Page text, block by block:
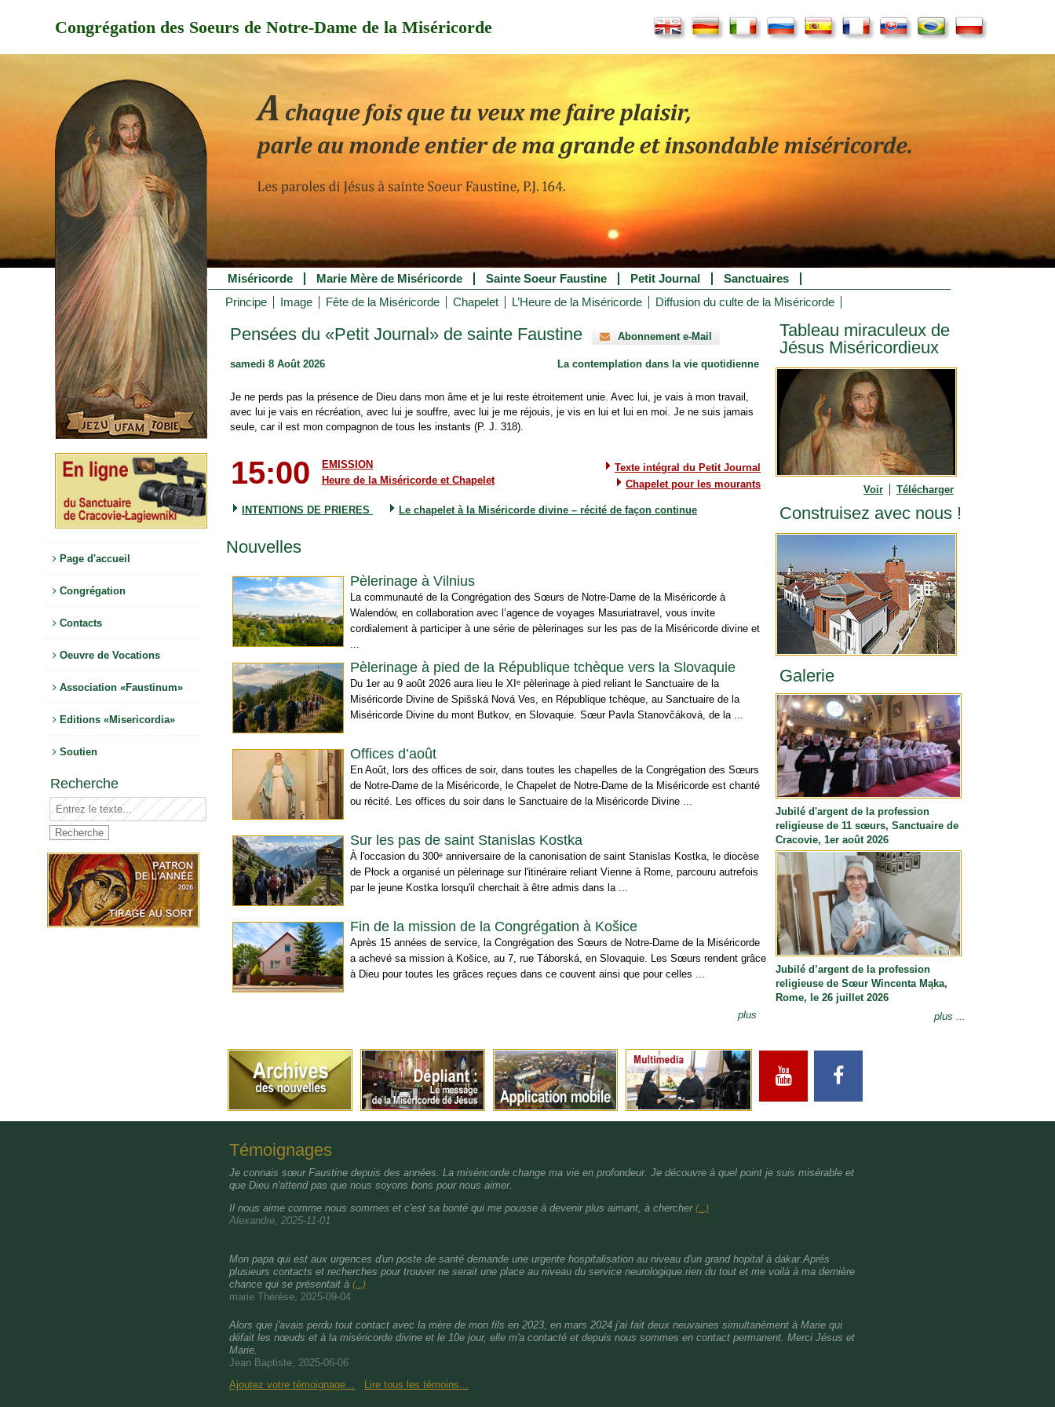
Congrégation des Soeurs de Notre-Dame de la Miséricorde
Page d'accueil
Congrégation
Contacts
Oeuvre de Vocations
Association «Faustinum»
Editions «Misericordia»
Soutien
Recherche
Miséricorde Marie Mère de Miséricorde Sainte Soeur Faustine Petit Journal
Sanctuaires
Principe
Image Fête de la Miséricorde Chapelet L’Heure de la Miséricorde Diffusion du culte de la Miséricorde
Pensées du «Petit Journal» de sainte Faustine Abonnement e-Mail
samedi 8 Août 2026 La contemplation dans la vie quotidienne
Je ne perds pas la présence de Dieu dans mon âme et je lui reste étroitement unie. Avec lui, je vais à mon travail,
avec lui je vais en récréation, avec lui je souffre, avec lui je me réjouis, je vis en lui et lui en moi. Je ne suis jamais
seule, car il est mon compagnon de tous les instants (P. J. 318).
15:00
EMISSION
Heure de la Miséricorde et Chapelet
Texte intégral du Petit Journal
Chapelet pour les mourants
INTENTIONS DE PRIERES Le chapelet à la Miséricorde divine – récité de façon continue
Nouvelles
Pèlerinage à Vilnius
La communauté de la Congrégation des Sœurs de Notre-Dame de la Miséricorde à
Walendów, en collaboration avec l’agence de voyages Masuriatravel, vous invite
cordialement à participer à une série de pèlerinages sur les pas de la Miséricorde divine et
...
Pèlerinage à pied de la République tchèque vers la Slovaquie
Du 1er au 9 août 2026 aura lieu le XIᵉ pèlerinage à pied reliant le Sanctuaire de la
Miséricorde Divine de Spišská Nová Ves, en République tchèque, au Sanctuaire de la
Miséricorde Divine du mont Butkov, en Slovaquie. Sœur Pavla Stanovčáková, de la ...
Offices d’août
En Août, lors des offices de soir, dans toutes les chapelles de la Congrégation des Sœurs
de Notre-Dame de la Miséricorde, le Chapelet de Notre-Dame de la Miséricorde est chanté
ou récité. Les offices du soir dans le Sanctuaire de la Miséricorde Divine ...
Sur les pas de saint Stanislas Kostka
À l'occasion du 300ᵉ anniversaire de la canonisation de saint Stanislas Kostka, le diocèse
de Płock a organisé un pèlerinage sur l'itinéraire reliant Vienne à Rome, parcouru autrefois
par le jeune Kostka lorsqu'il cherchait à être admis dans la ...
Fin de la mission de la Congrégation à Košice
Après 15 années de service, la Congrégation des Sœurs de Notre-Dame de la Miséricorde
a achevé sa mission à Košice, au 7, rue Táborská, en Slovaquie. Les Sœurs rendent grâce
à Dieu pour toutes les grâces reçues dans ce couvent ainsi que pour celles ...
plus
Tableau miraculeux de
Jésus Miséricordieux
Voir Télécharger
Construisez avec nous !
Galerie
Jubilé d'argent de la profession
religieuse de 11 sœurs, Sanctuaire de
Cracovie, 1er août 2026
Jubilé d’argent de la profession
religieuse de Sœur Wincenta Mąka,
Rome, le 26 juillet 2026
plus ...
Témoignages
Je connais sœur Faustine depuis des années. La miséricorde change ma vie en profondeur. Je découvre à quel point je suis misérable et
que Dieu n'attend pas que nous soyons bons pour nous aimer.
Il nous aime comme nous sommes et c'est sa bonté qui me pousse à devenir plus aimant, à chercher (...)
Alexandre, 2025-11-01
Mon papa qui est aux urgences d'un poste de santé demande une urgente hospitalisation au niveau d'un grand hopital à dakar.Aprés
plusieurs contacts et recherches pour trouver ne serait une place au niveau du service neurologique.rien du tout et me voilà à ma dernière
chance qui se présentait à (...)
marie Thérèse, 2025-09-04
Alors que j'avais perdu tout contact avec la mère de mon fils en 2023, en mars 2024 j'ai fait deux neuvaines simultanément à Marie qui
défait les nœuds et à la miséricorde divine et le 10e jour, elle m'a contacté et depuis nous sommes en contact permanent. Merci Jésus et
Marie.
Jean Baptiste, 2025-06-06
Ajoutez votre témoignage...
Lire tous les témoins...